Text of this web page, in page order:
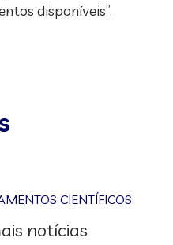
disponíveis”.
CIENTÍFICOS
notícias